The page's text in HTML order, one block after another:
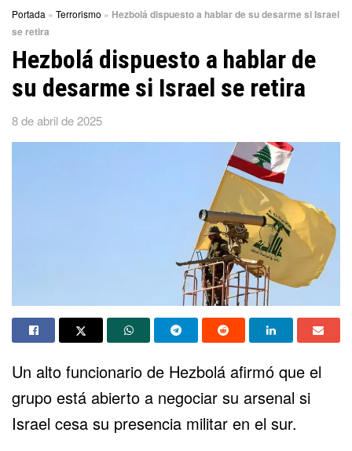
Portada » Terrorismo » Hezbolá dispuesto a hablar de su desarme si Israel
se retira
Hezbolá dispuesto a hablar de
su desarme si Israel se retira
8 de abril de 2025
Un alto funcionario de Hezbolá afirmó que el
grupo está abierto a negociar su arsenal si
Israel cesa su presencia militar en el sur.